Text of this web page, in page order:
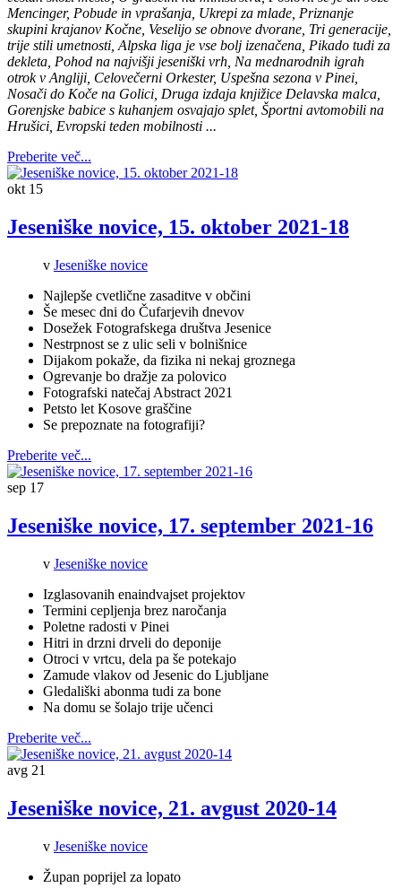
Mencinger, Pobude in vprašanja Ukrepi za mlade Priznanje
skupini krajanov Kočne Veselijo se obnove dvorane Tri generacije,
trije stili umetnosti Alpska liga je vse bolj izenačena, Pikado tudi za
dekleta, Pohod na najvišji jeseniški vrh Na mednarodnih igrah
otrok v Angliji Celovečerni Orkester, Uspešna sezona v Pinei
Nosači do Koče na Golici Druga izdaja knjižice Delavska malca
Gorenjske babice s kuhanjem osvajajo splet, Športni avtomobili na
Hrušici Evropski teden mobilnosti ...
Preberite več...
okt 15
Jeseniške novice, 15. oktober 2021-18
v Jeseniške novice
Najlepše cvetlične zasaditve v občini
Še mesec dni do Čufarjevih dnevov
Dosežek Fotografskega društva Jesenice
Nestrpnost se z ulic seli v bolnišnice
Dijakom pokaže, da fizika ni nekaj groznega
Ogrevanje bo dražje za polovico
Fotografski natečaj Abstract 2021
Petsto let Kosove graščine
Se prepoznate na fotografiji?
Preberite več...
sep 17
Jeseniške novice, 17. september 2021-16
v Jeseniške novice
Izglasovanih enaindvajset projektov
Termini cepljenja brez naročanja
Poletne radosti v Pinei
Hitri in drzni drveli do deponije
Otroci v vrtcu, dela pa še potekajo
Zamude vlakov od Jesenic do Ljubljane
Gledališki abonma tudi za bone
Na domu se šolajo trije učenci
Preberite več...
avg 21
Jeseniške novice, 21. avgust 2020-14
v Jeseniške novice
Župan poprijel za lopato